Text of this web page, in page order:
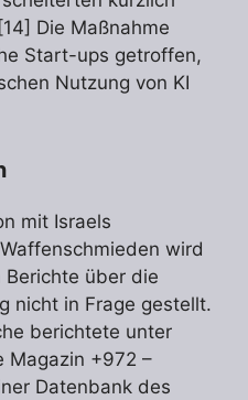
Die Maßnahme
Start-ups getroffen,
Nutzung von KI
mit Israels
wird
über die
nicht in Frage gestellt.
berichtete unter
Magazin +972 –
Datenbank des